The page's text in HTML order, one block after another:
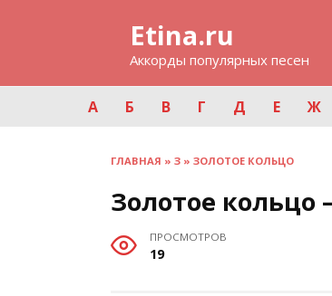
Etina.ru
Аккорды популярных песен
А Б В Г Д Е Ж
ГЛАВНАЯ » З » ЗОЛОТОЕ КОЛЬЦО
Золотое кольцо
ПРОСМОТРОВ
19